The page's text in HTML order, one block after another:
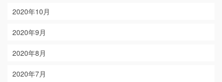
2020年10月
2020年9月
2020年8月
2020年7月